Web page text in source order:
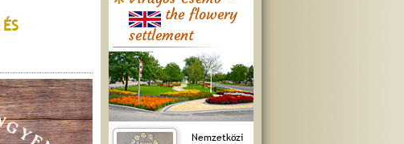
the flowery
settlement
Nemzetközi